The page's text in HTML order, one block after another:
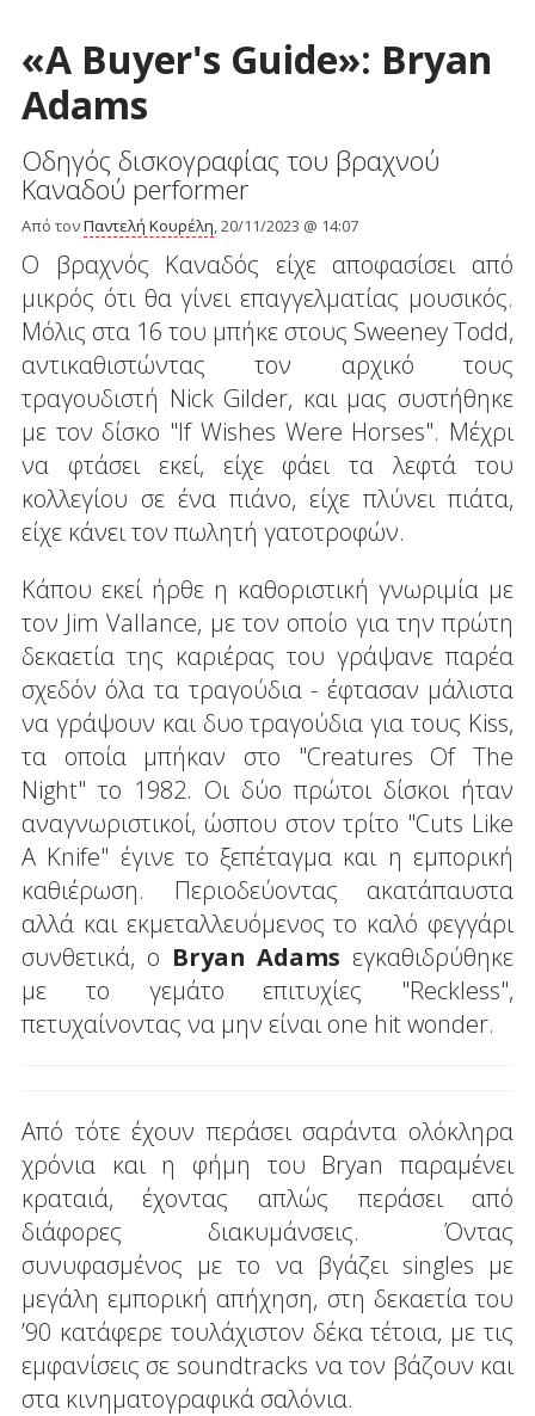
«A Buyer's Guide»: Bryan
Adams
Οδηγός δισκογραφίας του βραχνού
Καναδού performer
Από τονΠαντελή Κουρέλη, 20/11/2023 @ 14:07
Ο βραχνός Καναδός είχε αποφασίσει από
μικρός ότι θα γίνει επαγγελματίας μουσικός.
Μόλις στα 16 του μπήκε στους Sweeney Todd,
αντικαθιστώντας τον αρχικό τους
τραγουδιστή Nick Gilder, και μας συστήθηκε
με τον δίσκο "If Wishes Were Horses". Μέχρι
να φτάσει εκεί, είχε φάει τα λεφτά του
κολλεγίου σε ένα πιάνο, είχε πλύνει πιάτα,
είχε κάνει τον πωλητή γατοτροφών.
Κάπου εκεί ήρθε η καθοριστική γνωριμία με
τον Jim Vallance, με τον οποίο για την πρώτη
δεκαετία της καριέρας του γράψανε παρέα
σχεδόν όλα τα τραγούδια - έφτασαν μάλιστα
να γράψουν και δυο τραγούδια για τους Kiss,
τα οποία μπήκαν στο "Creatures Of The
Night" το 1982. Οι δύο πρώτοι δίσκοι ήταν
αναγνωριστικοί, ώσπου στον τρίτο "Cuts Like
A Knife" έγινε το ξεπέταγμα και η εμπορική
καθιέρωση. Περιοδεύοντας ακατάπαυστα
αλλά και εκμεταλλευόμενος το καλό φεγγάρι
συνθετικά, ο Bryan Adams εγκαθιδρύθηκε
με το γεμάτο επιτυχίες "Reckless",
πετυχαίνοντας να μην είναι one hit wonder.
Από τότε έχουν περάσει σαράντα ολόκληρα
χρόνια και η φήμη του Bryan παραμένει
κραταιά, έχοντας απλώς περάσει από
διάφορες διακυμάνσεις. Όντας
συνυφασμένος με το να βγάζει singles με
μεγάλη εμπορική απήχηση, στη δεκαετία του
’90 κατάφερε τουλάχιστον δέκα τέτοια, με τις
εμφανίσεις σε soundtracks να τον βάζουν και
στα κινηματογραφικά σαλόνια.